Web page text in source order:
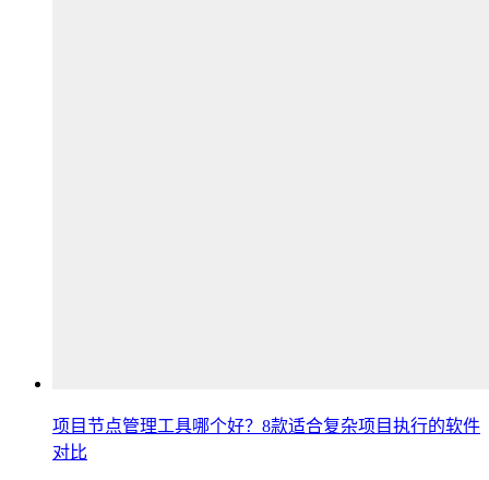
项目节点管理工具哪个好？8款适合复杂项目执行的软件
对比